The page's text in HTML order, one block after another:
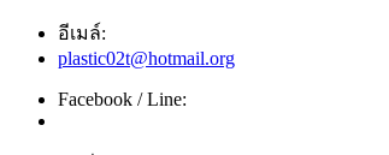
อีเมล์:
plastic02t@hotmail.org
Facebook / Line: